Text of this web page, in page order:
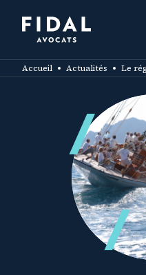
contenu
principal
Accueil Actualités